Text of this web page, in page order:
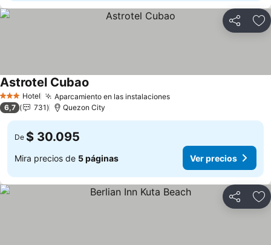
Compartir
3 Estrellas
Hotel Aparcamiento en las instalaciones
Astrotel Cubao
6,7 731 Quezon City
De $ 30.095
Mira precios de 5 páginas Ver precios
Compartir